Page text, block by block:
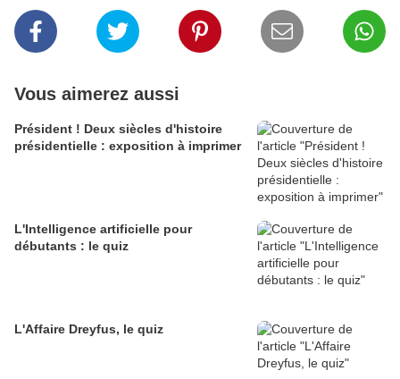
Vous aimerez aussi
Président ! Deux siècles d'histoire
présidentielle : exposition à imprimer
L'Intelligence artificielle pour
débutants : le quiz
L'Affaire Dreyfus, le quiz